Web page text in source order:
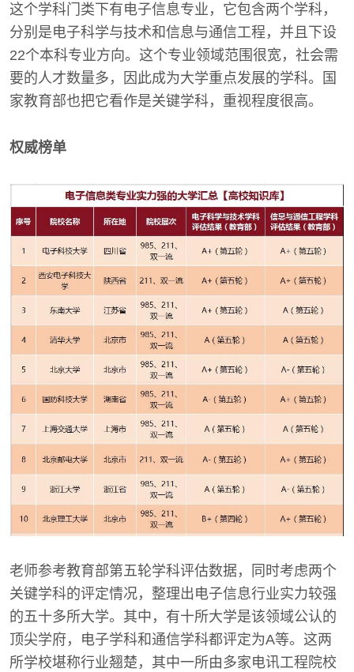
这个学科门类下有电子信息专业，它包含两个学科，
分别是电子科学与技术和信息与通信工程，并且下设
22个本科专业方向。这个专业领域范围很宽，社会需
要的人才数量多，因此成为大学重点发展的学科。国
家教育部也把它看作是关键学科，重视程度很高。
权威榜单
老师参考教育部第五轮学科评估数据，同时考虑两个
关键学科的评定情况，整理出电子信息行业实力较强
的五十多所大学。其中，有十所大学是该领域公认的
顶尖学府，电子学科和通信学科都评定为A等。这两
所学校堪称行业翘楚，其中一所由多家电讯工程院校